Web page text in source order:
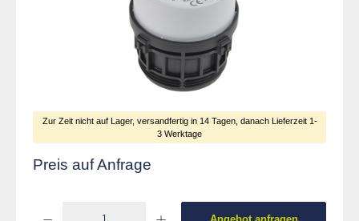
Zur Zeit nicht auf Lager, versandfertig in 14 Tagen, danach Lieferzeit 1-
3 Werktage
Preis auf Anfrage